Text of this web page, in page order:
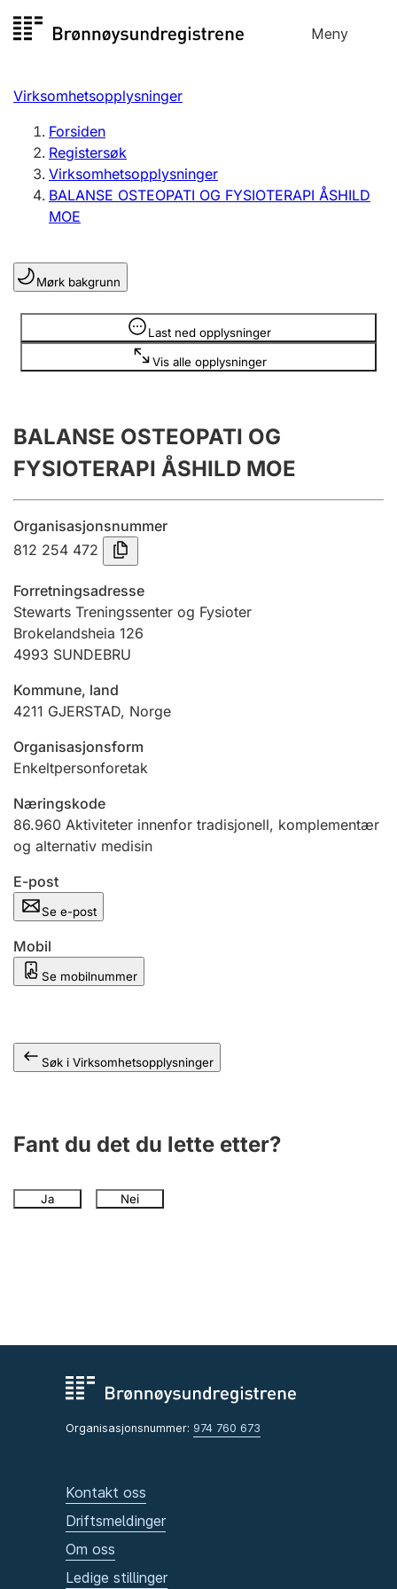
til
Meny
Registersøk
Aksjeselskap
Enkeltpersonforetak
Registrere, endre, slette
Lag og forening
Registrere, endre, slette
Flere organisasjonsformer
Årsregnskap
Innsending og forsinkelsesgebyr
Tinglysing
Jeger
Betaling og jegeravgiftskort
Offentlig sektor
Andre tema
Virksomhetsopplysninger
Forsiden
Registersøk
Virksomhetsopplysninger
BALANSE OSTEOPATI OG FYSIOTERAPI ÅSHILD
MOE
Mørk bakgrunn
Last ned opplysninger
Vis alle opplysninger
Opplysninger er skjult
BALANSE OSTEOPATI OG
FYSIOTERAPI ÅSHILD MOE
Organisasjonsnummer
812 254 472
Forretningsadresse
Stewarts Treningssenter og Fysioter
Brokelandsheia 126
4993 SUNDEBRU
Kommune, land
4211 GJERSTAD, Norge
Organisasjonsform
Enkeltpersonforetak
Næringskode
86.960 Aktiviteter innenfor tradisjonell, komplementær
og alternativ medisin
E-post
Se e-post
Mobil
Se mobilnummer
Søk i Virksomhetsopplysninger
Fant du det du lette etter?
Ja Nei
Organisasjonsnummer: 974 760 673
Kontakt oss
Driftsmeldinger
Om oss
Ledige stillinger